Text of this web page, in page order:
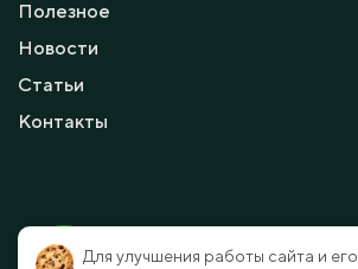
Полезное
Новости
Статьи
Контакты
официальный сайт.
Для улучшения работы сайта и его